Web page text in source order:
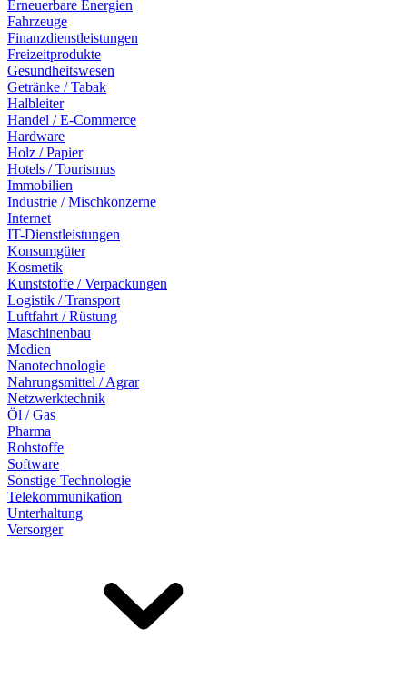
Erneuerbare Energien
Fahrzeuge
Finanzdienstleistungen
Freizeitprodukte
Gesundheitswesen
Getränke / Tabak
Halbleiter
Handel / E-Commerce
Hardware
Holz / Papier
Hotels / Tourismus
Immobilien
Industrie / Mischkonzerne
Internet
IT-Dienstleistungen
Konsumgüter
Kosmetik
Kunststoffe / Verpackungen
Logistik / Transport
Luftfahrt / Rüstung
Maschinenbau
Medien
Nanotechnologie
Nahrungsmittel / Agrar
Netzwerktechnik
Öl / Gas
Pharma
Rohstoffe
Software
Sonstige Technologie
Telekommunikation
Unterhaltung
Versorger